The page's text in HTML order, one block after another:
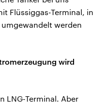
Flüssiggas-Terminal, in
umgewandelt werden
wird
LNG-Terminal. Aber